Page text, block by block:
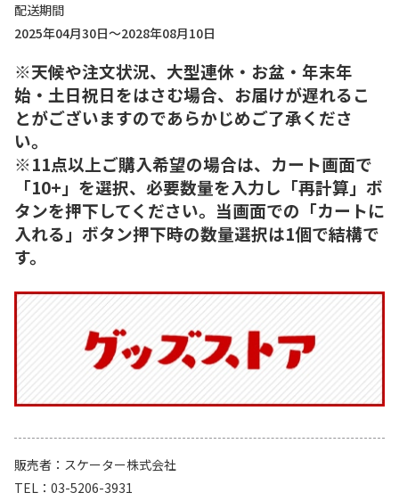
配送期間
2025年04月30日～2028年08月10日
※天候や注文状況、大型連休・お盆・年末年
始・土日祝日をはさむ場合、お届けが遅れるこ
とがございますのであらかじめご了承くださ
い。
※11点以上ご購入希望の場合は、カート画面で
「10+」を選択、必要数量を入力し「再計算」ボ
タンを押下してください。当画面での「カートに
入れる」ボタン押下時の数量選択は1個で結構で
す。
販売者
スケーター株式会社
TEL
03-5206-3931